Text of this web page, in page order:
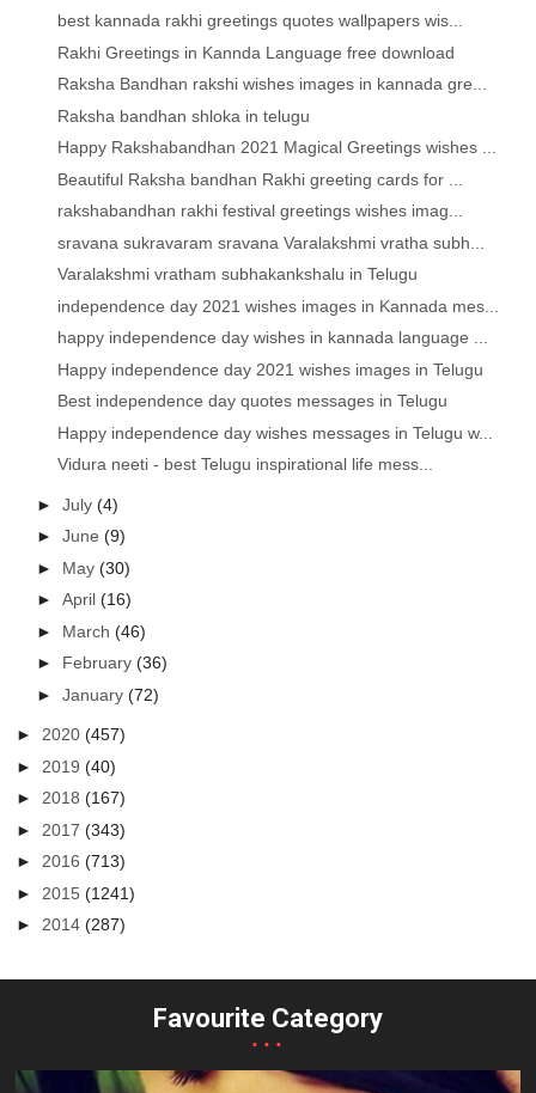
best kannada rakhi greetings quotes wallpapers wis...
Rakhi Greetings in Kannda Language free download
Raksha Bandhan rakshi wishes images in kannada gre...
Raksha bandhan shloka in telugu
Happy Rakshabandhan 2021 Magical Greetings wishes ...
Beautiful Raksha bandhan Rakhi greeting cards for ...
rakshabandhan rakhi festival greetings wishes imag...
sravana sukravaram sravana Varalakshmi vratha subh...
Varalakshmi vratham subhakankshalu in Telugu
independence day 2021 wishes images in Kannada mes...
happy independence day wishes in kannada language ...
Happy independence day 2021 wishes images in Telugu
Best independence day quotes messages in Telugu
Happy independence day wishes messages in Telugu w...
Vidura neeti - best Telugu inspirational life mess...
►July(4)
►June(9)
► May(30)
►April(16)
► March(46)
► February(36)
►January(72)
►2020(457)
► 2019(40)
►2018(167)
► 2017(343)
►2016(713)
► 2015(1241)
►2014(287)
Favourite Category
...